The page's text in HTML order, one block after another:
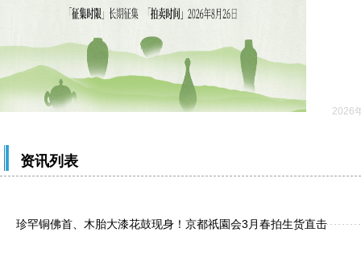
2026
资讯列表
珍罕铜佛首、木胎大漆花鼓现身！京都祇園会3月春拍生货直击